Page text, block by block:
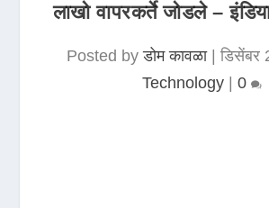
लाखो वापरकर्ते जोडले – इंडिया
Posted byडोम कावळा|डिसेंबर
Technology| 0